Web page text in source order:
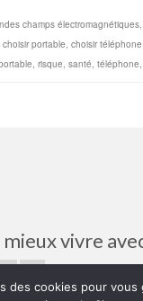
champs électromagnétiques,
choisir portable, choisir téléphone
, risque, santé, téléphone,
vivre
des cookies pour vous